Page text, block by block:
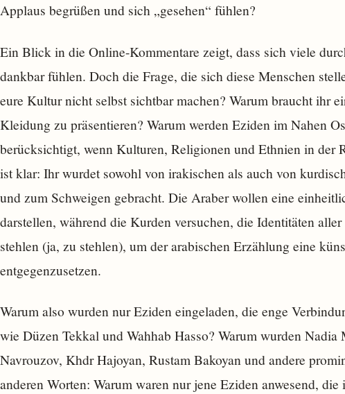
Applaus begrüßen und sich „gesehen“ fühlen?
Ein Blick in die Online-Kommentare zeigt, dass sich viele
dankbar fühlen. Doch die Frage, die sich diese Menschen
eure Kultur nicht selbst sichtbar machen? Warum braucht ihr
Kleidung zu präsentieren? Warum werden Eziden im Nahen
berücksichtigt, wenn Kulturen, Religionen und Ethnien in der
ist klar: Ihr wurdet sowohl von irakischen als auch von
und zum Schweigen gebracht. Die Araber wollen eine
darstellen, während die Kurden versuchen, die Identitäten
stehlen (ja, zu stehlen), um der arabischen Erzählung eine
entgegenzusetzen.
Warum also wurden nur Eziden eingeladen, die enge
wie Düzen Tekkal und Wahhab Hasso? Warum wurden
Navrouzov, Khdr Hajoyan, Rustam Bakoyan und andere
anderen Worten: Warum waren nur jene Eziden anwesend,